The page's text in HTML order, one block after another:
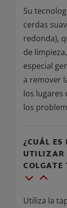
Su
cerdas
redonda),
de
especial
a remover
los lugares
los
¿CUÁL ES
UTILIZAR
COLGATE
Utiliza la